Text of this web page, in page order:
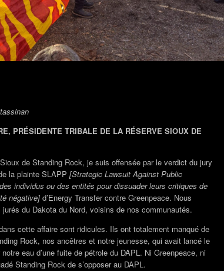
PRÉSIDENTE TRIBALE DE LA RÉSERVE SIOUX DE
de Standing Rock, je suis offensée par le verdict du jury
la plainte SLAPP [Strategic Lawsuit Against Public
individus ou des entités pour dissuader leurs critiques de
négative] d’Energy Transfer contre Greenpeace. Nous
du Dakota du Nord, voisins de nos communautés.
cette affaire sont ridicules. Ils ont totalement manqué de
Rock, nos ancêtres et notre jeunesse, qui avait lancé le
eau d’une fuite de pétrole du DAPL. Ni Greenpeace, ni
Standing Rock de s’opposer au DAPL.